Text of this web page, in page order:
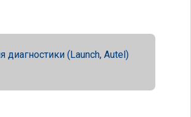
(Launch, Autel)